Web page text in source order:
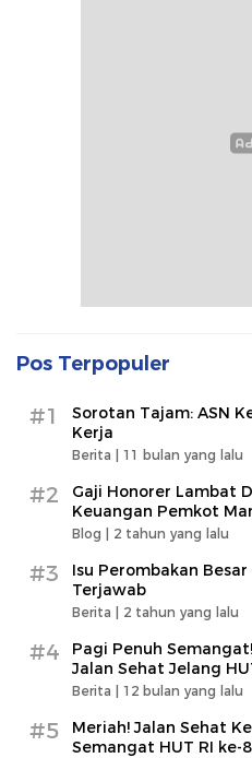
Pos Terpopuler
#1
Sorotan Tajam: ASN
Kerja
Berita | 11 bulan yang lalu
#2
Gaji Honorer Lambat
Keuangan Pemkot
Blog | 2 tahun yang lalu
#3
Isu Perombakan
Terjawab
Berita | 2 tahun yang lalu
#4
Pagi Penuh
Jalan Sehat Jelang
Berita | 12 bulan yang lalu
#5
Meriah! Jalan Sehat
Semangat HUT RI ke-